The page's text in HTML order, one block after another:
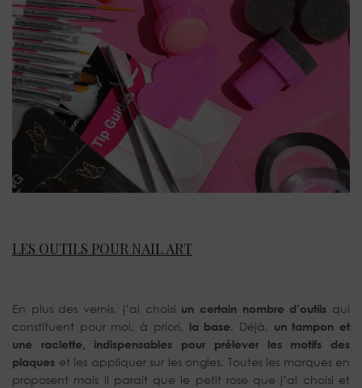
LES OUTILS POUR NAIL ART
En plus des vernis, j’ai choisi un certain nombre d’outils qui
constituent pour moi, à priori, la base. Déjà, un tampon et
une raclette, indispensables pour prélever les motifs des
plaques et les appliquer sur les ongles. Toutes les marques en
proposent mais il parait que le petit rose que j’ai choisi et